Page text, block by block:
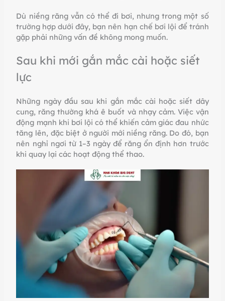
Dù niềng răng vẫn có thể đi bơi, nhưng trong một số
trường hợp dưới đây, bạn nên hạn chế bơi lội để tránh
gặp phải những vấn đề không mong muốn.
Sau khi mới gắn mắc cài hoặc siết
lực
Những ngày đầu sau khi gắn mắc cài hoặc siết dây
cung, răng thường khá ê buốt và nhạy cảm. Việc vận
động mạnh khi bơi lội có thể khiến cảm giác đau nhức
tăng lên, đặc biệt ở người mới niềng răng. Do đó, bạn
nên nghỉ ngơi từ 1–3 ngày để răng ổn định hơn trước
khi quay lại các hoạt động thể thao.